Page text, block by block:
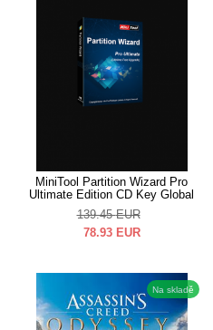
MiniTool Partition Wizard Pro
Ultimate Edition CD Key Global
139.45 EUR
78.93 EUR
Na skladě